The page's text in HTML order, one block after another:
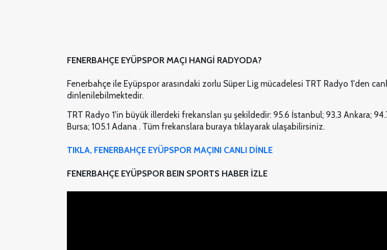
FENERBAHÇE EYÜPSPOR MAÇI HANGİ RADYODA?
Fenerbahçe ile Eyüpspor arasındaki zorlu Süper Lig mücadelesi TRT Radyo 1'den
dinlenilebilmektedir.
TRT Radyo 1'in büyük illerdeki frekansları şu şekildedir: 95.6 İstanbul; 93.3 Ankara;
Bursa; 105.1 Adana . Tüm frekanslara buraya tıklayarak ulaşabilirsiniz.
TIKLA, FENERBAHÇE EYÜPSPOR MAÇINI CANLI DİNLE
FENERBAHÇE EYÜPSPOR BEIN SPORTS HABER İZLE